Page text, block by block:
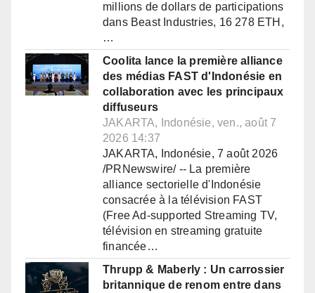
millions de dollars de participations
dans Beast Industries, 16 278 ETH,
…
Coolita lance la première alliance
des médias FAST d'Indonésie en
collaboration avec les principaux
diffuseurs
JAKARTA, Indonésie, ven., août 7
2026 14:37
JAKARTA, Indonésie, 7 août 2026
/PRNewswire/ -- La première
alliance sectorielle d'Indonésie
consacrée à la télévision FAST
(Free Ad-supported Streaming TV,
télévision en streaming gratuite
financée…
Thrupp & Maberly : Un carrossier
britannique de renom entre dans